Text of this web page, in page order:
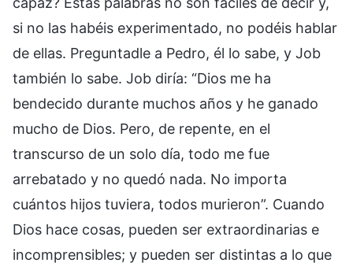
si no las habéis experimentado, no podéis hablar
de ellas. Preguntadle a Pedro, él lo sabe, y Job
también lo sabe. Job diría: “Dios me ha
bendecido durante muchos años y he ganado
mucho de Dios. Pero, de repente, en el
transcurso de un solo día, todo me fue
arrebatado y no quedó nada. No importa
cuántos hijos tuviera, todos murieron”. Cuando
Dios hace cosas, pueden ser extraordinarias e
incomprensibles; y pueden ser distintas a lo que